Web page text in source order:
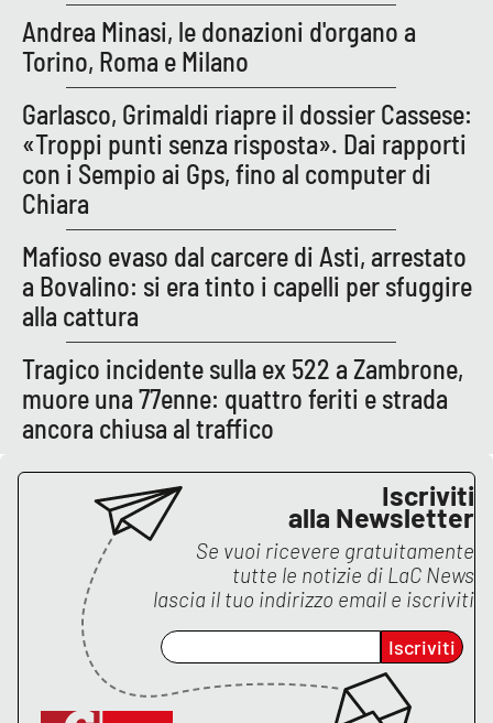
Andrea Minasi, le donazioni d'organo a
Torino, Roma e Milano
Garlasco, Grimaldi riapre il dossier Cassese:
«Troppi punti senza risposta». Dai rapporti
con i Sempio ai Gps, fino al computer di
Chiara
Mafioso evaso dal carcere di Asti, arrestato
a Bovalino: si era tinto i capelli per sfuggire
alla cattura
Tragico incidente sulla ex 522 a Zambrone,
muore una 77enne: quattro feriti e strada
ancora chiusa al traffico
Iscriviti
alla Newsletter
Se vuoi ricevere gratuitamente
tutte le notizie di LaC News
lascia il tuo indirizzo email e iscriviti
Iscriviti